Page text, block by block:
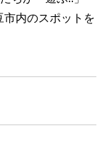
市内のスポットを